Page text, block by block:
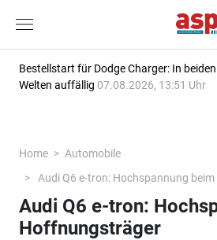
Bestellstart für Dodge Charger: In beiden
Welten auffällig 07.08.2026, 13:51 Uhr
Home
Automobile
Audi Q6 e-tron: Hochspannung
Audi Q6 e-tron:
Hoffnungsträger